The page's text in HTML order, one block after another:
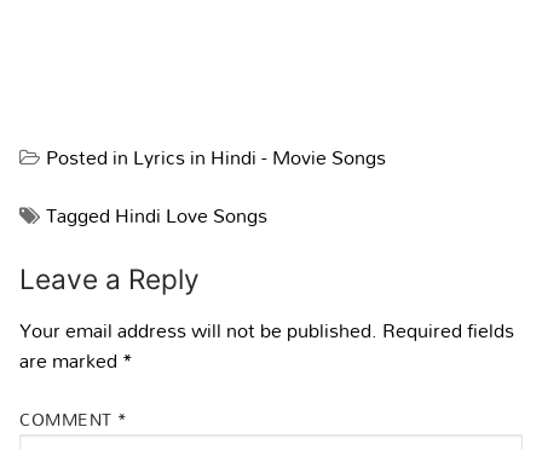
Posted inLyrics in Hindi - Movie Songs
TaggedHindi Love Songs
Leave a Reply
Your email address will not be published. Required fields
are marked*
COMMENT *